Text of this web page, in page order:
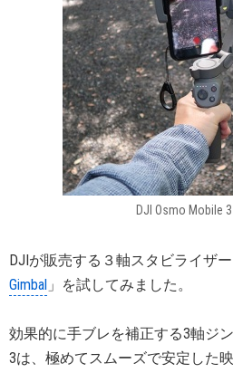
DJI Osmo Mobile 3
DJIが販売する３軸スタビライザ
Gimbal 」を試してみました。
効果的に手ブレを補正する3軸ジ
3は、極めてスムーズで安定した